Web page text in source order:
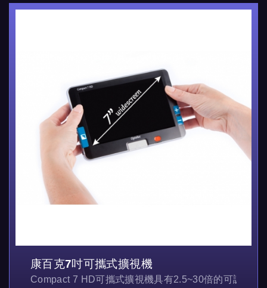
康百克7吋可攜式擴視機
Compact 7 HD可攜式擴視機具有2.5~30倍的可調節